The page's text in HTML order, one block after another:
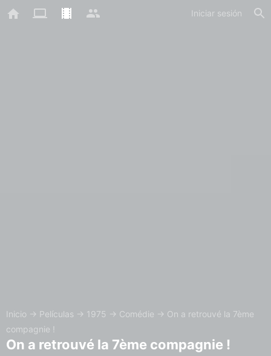
Iniciar sesión
Inicio → Películas → 1975 → Comédie → On a retrouvé la 7ème
compagnie !
On a retrouvé la 7ème compagnie !